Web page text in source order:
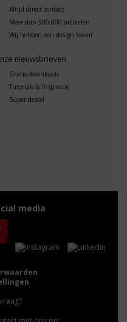
Altijd direct contact
Meer dan 500.000 artikelen
Wij hebben een design team!
nieuwsbrieven
Gratis downloads
Tutorials & Inspiratie
Super deals!
media